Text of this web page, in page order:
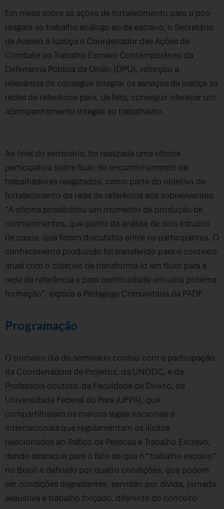
Em mesa sobre as ações de fortalecimento para o pós-
resgate ao trabalho análogo ao de escravo, o Secretário
de Acesso à Justiça e Coordenador das Ações de
Combate ao Trabalho Escravo Contemporâneo da
Defensoria Pública da União (DPU), reforçou a
relevância de conseguir integrar os serviços da justiça às
redes de referência para, de fato, conseguir oferecer um
acompanhamento integral ao trabalhador.
Ao final do seminário, foi realizada uma oficina
participativa sobre fluxo de encaminhamento de
trabalhadores resgatados, como parte do objetivo de
fortalecimento da rede de referência aos sobreviventes.
“A oficina possibilitou um momento de produção de
conhecimentos, que partiu da análise de dois estudos
de casos, que foram discutidos entre os participantes. O
conhecimento produzido foi transferido para o contexto
atual com o objetivo de transformá-lo em fluxo para a
rede de referência e para continuidade em uma próxima
formação”, explica a Pedagoga Comunitária da PADF.
Programação
O primeiro dia do seminário contou com a participação
da Coordenadora de Projetos, da UNODC, e da
Professora doutora, da Faculdade de Direito, da
Universidade Federal do Pará (UFPA), que
compartilharam os marcos legais nacionais e
internacionais que regulamentam os ilícitos
relacionados ao Tráfico de Pessoas e Trabalho Escravo,
dando destaque para o fato de que o “trabalho escravo”
no Brasil é definido por quatro condições, que podem
ser condições degradantes, servidão por dívida, jornada
exaustiva e trabalho forçado, diferente do conceito